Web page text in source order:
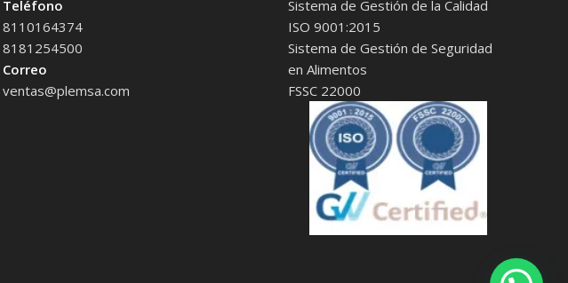
Teléfono
8110164374
8181254500
Correo
ventas@plemsa.com
Sistema de Gestión de la Calidad
ISO 9001:2015
Sistema de Gestión de Seguridad
en Alimentos
FSSC 22000